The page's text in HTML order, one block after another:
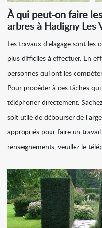
À qui peut-on faire
arbres à Hadigny Les
Les travaux d'élagage sont les
plus difficiles à effectuer. En
personnes qui ont les
Pour procéder à ces tâches
téléphoner directement.
soit utile de débourser de
appropriés pour faire un
renseignements, veuillez le